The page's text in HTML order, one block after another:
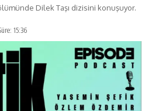
Dilek Taşı dizisini konuşuyor.
15:36